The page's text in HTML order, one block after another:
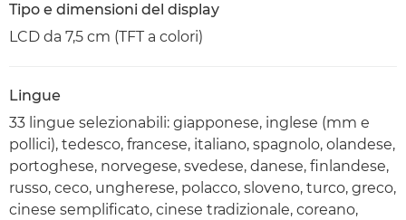
Tipo e dimensioni del display
LCD da 7,5 cm (TFT a colori)
Lingue
33 lingue selezionabili: giapponese, inglese (mm e
pollici), tedesco, francese, italiano, spagnolo, olandese,
portoghese, norvegese, svedese, danese, finlandese,
russo, ceco, ungherese, polacco, sloveno, turco, greco,
cinese semplificato, cinese tradizionale, coreano,